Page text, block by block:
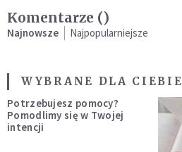
Komentarze ()
Najnowsze Najpopularniejsze
WYBRANE DLA CIEBIE
Potrzebujesz pomocy?
Pomodlimy się w Twojej
intencji